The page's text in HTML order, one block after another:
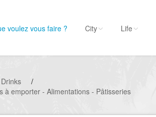
voulez vous faire ? City Life
/
à emporter - Alimentations - Pâtisseries